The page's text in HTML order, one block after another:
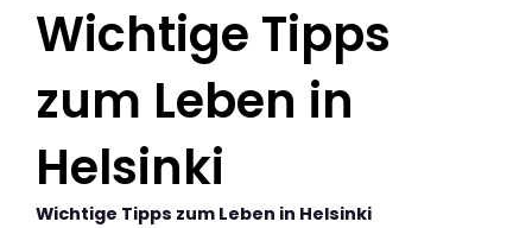
Wichtige Tipps
zum Leben in
Helsinki
Wichtige Tipps zum Leben in Helsinki